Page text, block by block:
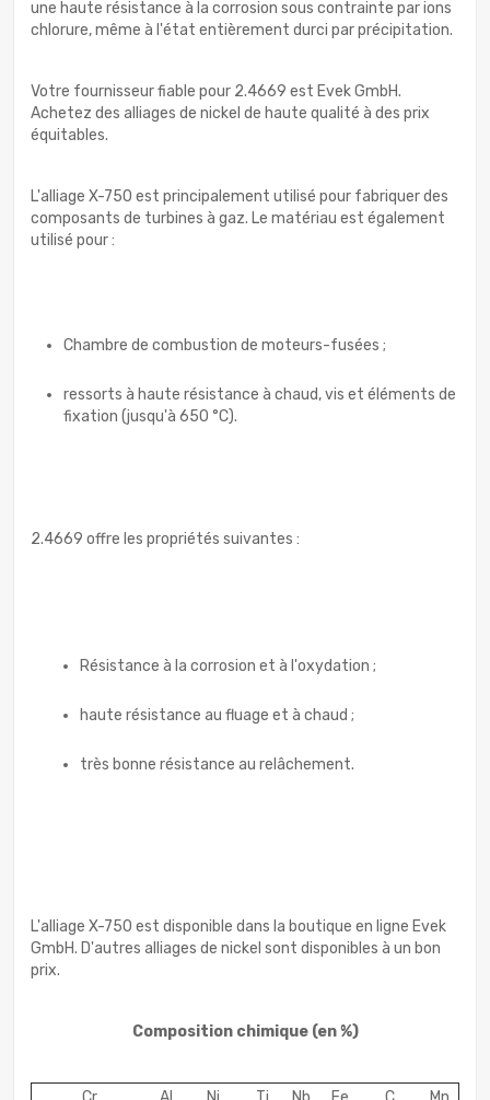
une haute résistance à la corrosion sous contrainte par ions
chlorure, même à l'état entièrement durci par précipitation.
Votre fournisseur fiable pour 2.4669 est Evek GmbH.
Achetez des alliages de nickel de haute qualité à des prix
équitables.
L'alliage X-750 est principalement utilisé pour fabriquer des
composants de turbines à gaz. Le matériau est également
utilisé pour :
Chambre de combustion de moteurs-fusées ;
ressorts à haute résistance à chaud, vis et éléments de
fixation (jusqu'à 650 °C).
2.4669 offre les propriétés suivantes :
Résistance à la corrosion et à l'oxydation ;
haute résistance au fluage et à chaud ;
très bonne résistance au relâchement.
L'alliage X-750 est disponible dans la boutique en ligne Evek
GmbH. D'autres alliages de nickel sont disponibles à un bon
prix.
Composition chimique (en %)